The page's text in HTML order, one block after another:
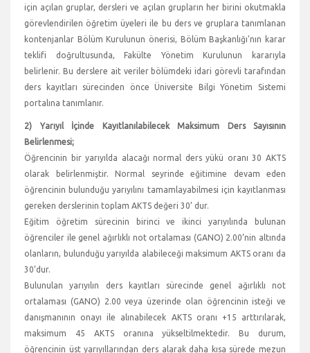
için açılan gruplar, dersleri ve açılan grupların her birini okutmakla
görevlendirilen öğretim üyeleri ile bu ders ve gruplara tanımlanan
kontenjanlar Bölüm Kurulunun önerisi, Bölüm Başkanlığı'nın karar
teklifi doğrultusunda, Fakülte Yönetim Kurulunun kararıyla
belirlenir. Bu derslere ait veriler bölümdeki idari görevli tarafından
ders kayıtları sürecinden önce Üniversite Bilgi Yönetim Sistemi
portalına tanımlanır.
2) Yarıyıl İçinde Kayıtlanılabilecek Maksimum Ders Sayısının
Belirlenmesi;
Öğrencinin bir yarıyılda alacağı normal ders yükü oranı 30 AKTS
olarak belirlenmiştir. Normal seyrinde eğitimine devam eden
öğrencinin bulunduğu yarıyılını tamamlayabilmesi için kayıtlanması
gereken derslerinin toplam AKTS değeri 30’ dur.
Eğitim öğretim sürecinin birinci ve ikinci yarıyılında bulunan
öğrenciler ile genel ağırlıklı not ortalaması (GANO) 2.00’nin altında
olanların, bulunduğu yarıyılda alabileceği maksimum AKTS oranı da
30’dur.
Bulunulan yarıyılın ders kayıtları sürecinde genel ağırlıklı not
ortalaması (GANO) 2.00 veya üzerinde olan öğrencinin isteği ve
danışmanının onayı ile alınabilecek AKTS oranı +15 arttırılarak,
maksimum 45 AKTS oranına yükseltilmektedir. Bu durum,
öğrencinin üst yarıyıllarından ders alarak daha kısa sürede mezun